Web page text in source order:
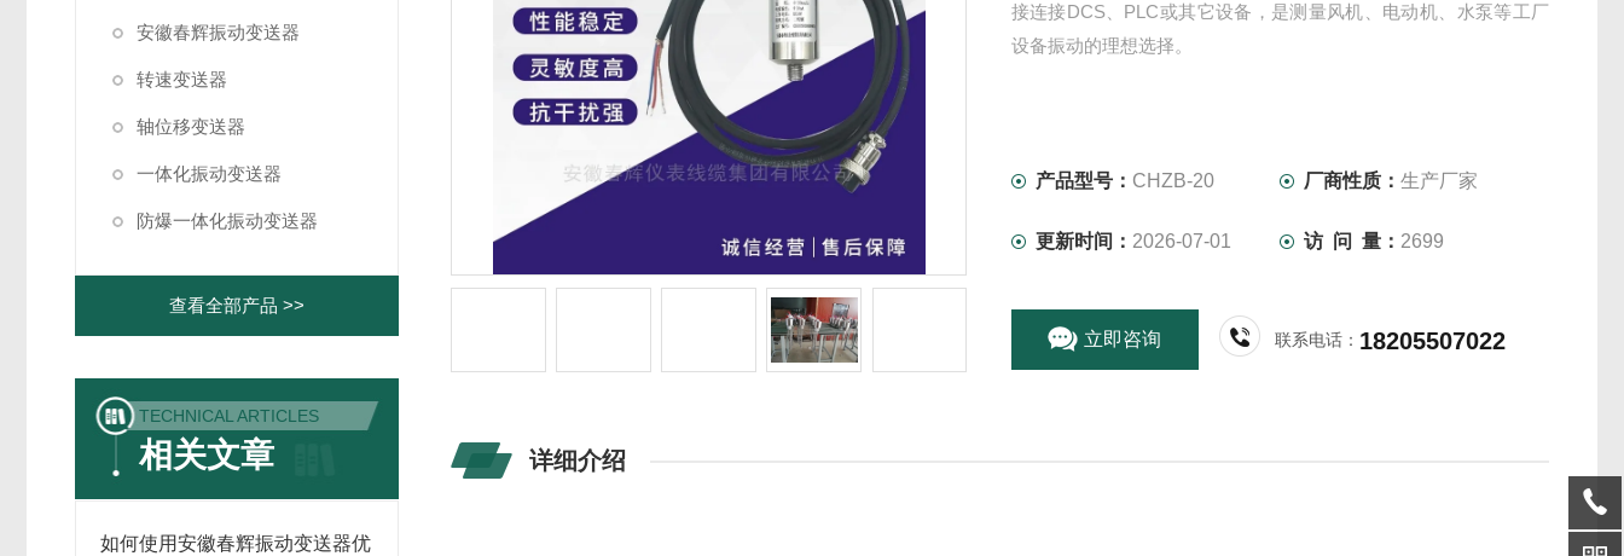
安徽春辉振动变送器
转速变送器
轴位移变送器
一体化振动变送器
防爆一体化振动变送器
查看全部产品 >>
TECHNICAL ARTICLES
相关文章
如何使用安徽春辉振动变送器优
接连接DCS、PLC或其它设备，是测量风机、电动机、水泵等工厂
设备振动的理想选择。
产品型号： CHZB-20 厂商性质：生产厂家
更新时间： 2026-07-01 访 问 量： 2699
立即咨询 联系电话： 18205507022
详细介绍